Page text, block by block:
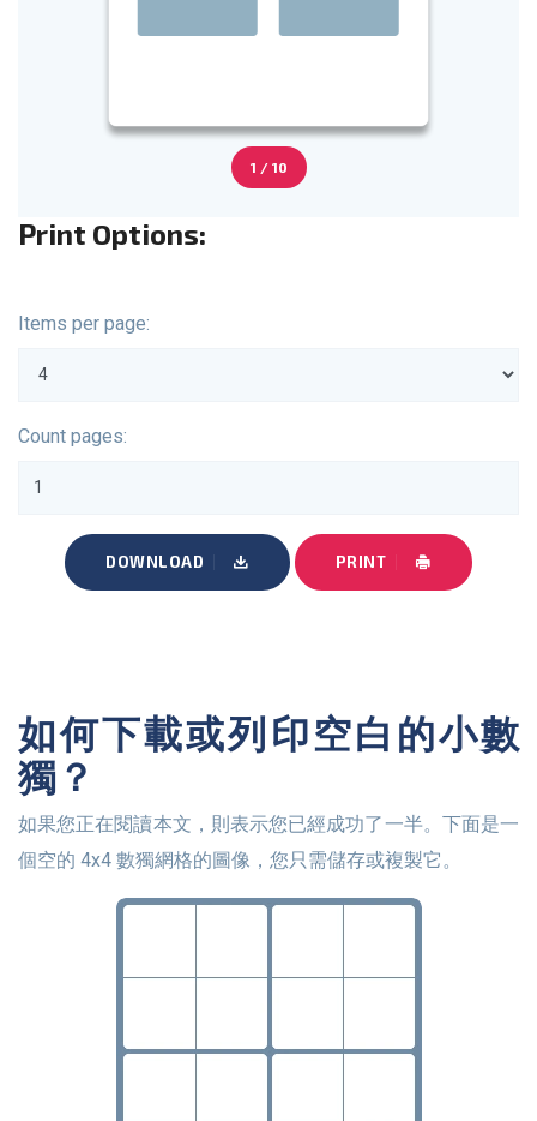
1 / 10
Print Options:
Items per page:
Count pages:
DOWNLOAD PRINT
如何下載或列印空白的小數
獨？
如果您正在閱讀本文，則表示您已經成功了一半。下面是一
個空的 4x4 數獨網格的圖像，您只需儲存或複製它。